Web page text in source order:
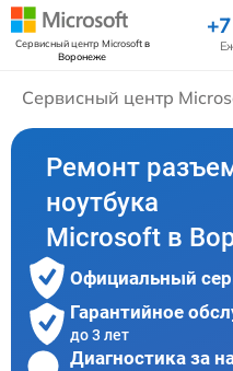
Сервисный центр Microsoftв
Воронеже
Сервисный центр
Ремонт
ноутбука
Microsoft в
Официальный
Гарантийное
до 3 лет
Диагностика за